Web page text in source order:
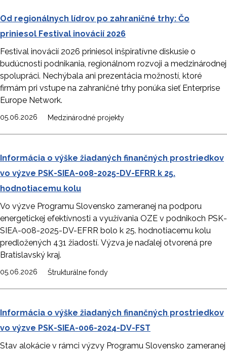
Od regionálnych lídrov po zahraničné trhy: Čo
priniesol Festival inovácií 2026
Festival inovácií 2026 priniesol inšpiratívne diskusie o
budúcnosti podnikania, regionálnom rozvoji a medzinárodnej
spolupráci. Nechýbala ani prezentácia možností, ktoré
firmám pri vstupe na zahraničné trhy ponúka sieť Enterprise
Europe Network.
05.06.2026 Medzinárodné projekty
Informácia o výške žiadaných finančných prostriedkov
vo výzve PSK-SIEA-008-2025-DV-EFRR k 25.
hodnotiacemu kolu
Vo výzve Programu Slovensko zameranej na podporu
energetickej efektívnosti a využívania OZE v podnikoch PSK-
SIEA-008-2025-DV-EFRR bolo k 25. hodnotiacemu kolu
predložených 431 žiadostí. Výzva je naďalej otvorená pre
Bratislavský kraj.
05.06.2026 Štrukturálne fondy
Informácia o výške žiadaných finančných prostriedkov
vo výzve PSK-SIEA-006-2024-DV-FST
Stav alokácie v rámci výzvy Programu Slovensko zameranej